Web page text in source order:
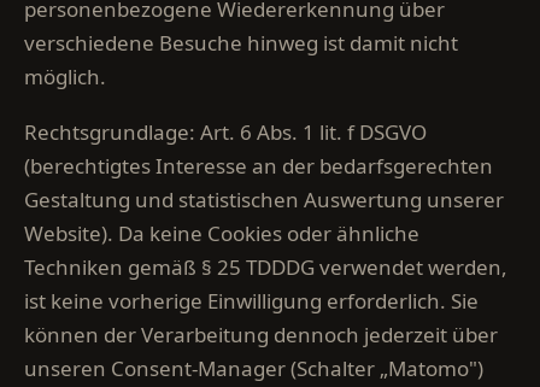
personenbezogene Wiedererkennung über
verschiedene Besuche hinweg ist damit nicht
möglich.
Rechtsgrundlage: Art. 6 Abs. 1 lit. f DSGVO
(berechtigtes Interesse an der bedarfsgerechten
Gestaltung und statistischen Auswertung unserer
Website). Da keine Cookies oder ähnliche
Techniken gemäß § 25 TDDDG verwendet werden,
ist keine vorherige Einwilligung erforderlich. Sie
können der Verarbeitung dennoch jederzeit über
unseren Consent-Manager (Schalter „Matomo")